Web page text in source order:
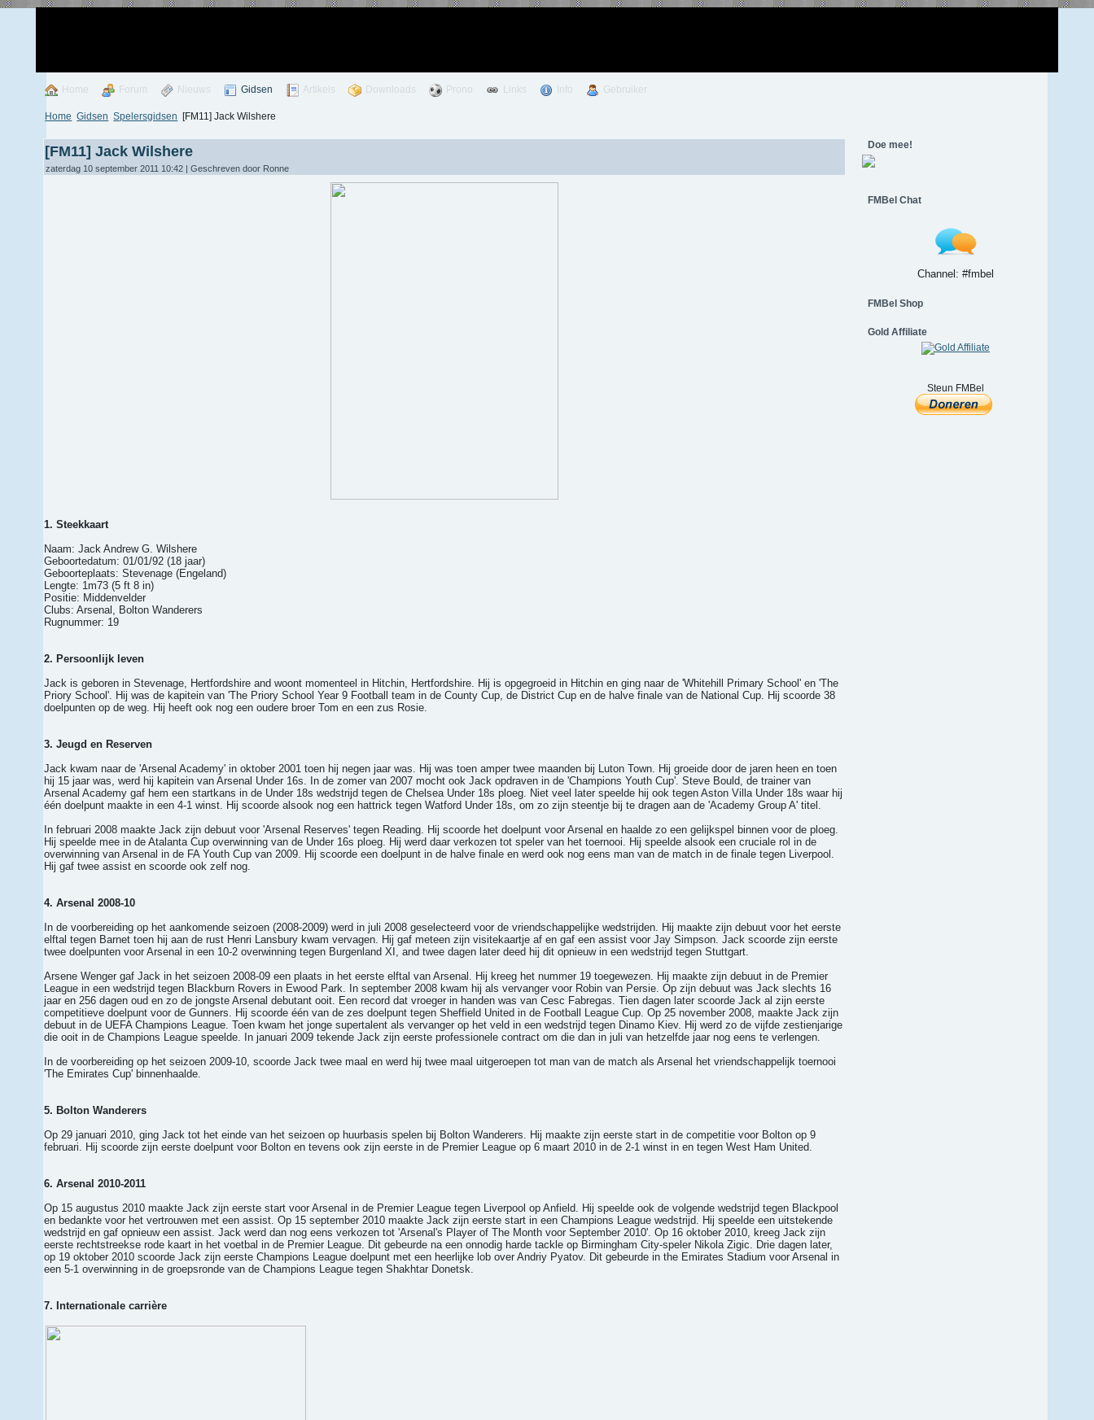
Home Forum Nieuws Gidsen Artikels Downloads Prono Links Info Gebruiker
Home Gidsen Spelersgidsen [FM11] Jack Wilshere
[FM11] Jack Wilshere
zaterdag 10 september 2011 10:42 | Geschreven door Ronne
1. Steekkaart
Naam: Jack Andrew G. Wilshere
Geboortedatum: 01/01/92 (18 jaar)
Geboorteplaats: Stevenage (Engeland)
Lengte: 1m73 (5 ft 8 in)
Positie: Middenvelder
Clubs: Arsenal, Bolton Wanderers
Rugnummer: 19
2. Persoonlijk leven
Jack is geboren in Stevenage, Hertfordshire and woont momenteel in Hitchin, Hertfordshire. Hij is opgegroeid in Hitchin en ging naar de 'Whitehill Primary School' en 'The
Priory School'. Hij was de kapitein van 'The Priory School Year 9 Football team in de County Cup, de District Cup en de halve finale van de National Cup. Hij scoorde 38
doelpunten op de weg. Hij heeft ook nog een oudere broer Tom en een zus Rosie.
3. Jeugd en Reserven
Jack kwam naar de 'Arsenal Academy' in oktober 2001 toen hij negen jaar was. Hij was toen amper twee maanden bij Luton Town. Hij groeide door de jaren heen en toen
hij 15 jaar was, werd hij kapitein van Arsenal Under 16s. In de zomer van 2007 mocht ook Jack opdraven in de 'Champions Youth Cup'. Steve Bould, de trainer van
Arsenal Academy gaf hem een startkans in de Under 18s wedstrijd tegen de Chelsea Under 18s ploeg. Niet veel later speelde hij ook tegen Aston Villa Under 18s waar hij
één doelpunt maakte in een 4-1 winst. Hij scoorde alsook nog een hattrick tegen Watford Under 18s, om zo zijn steentje bij te dragen aan de 'Academy Group A' titel.
In februari 2008 maakte Jack zijn debuut voor 'Arsenal Reserves' tegen Reading. Hij scoorde het doelpunt voor Arsenal en haalde zo een gelijkspel binnen voor de ploeg.
Hij speelde mee in de Atalanta Cup overwinning van de Under 16s ploeg. Hij werd daar verkozen tot speler van het toernooi. Hij speelde alsook een cruciale rol in de
overwinning van Arsenal in de FA Youth Cup van 2009. Hij scoorde een doelpunt in de halve finale en werd ook nog eens man van de match in de finale tegen Liverpool.
Hij gaf twee assist en scoorde ook zelf nog.
4. Arsenal 2008-10
In de voorbereiding op het aankomende seizoen (2008-2009) werd in juli 2008 geselecteerd voor de vriendschappelijke wedstrijden. Hij maakte zijn debuut voor het eerste
elftal tegen Barnet toen hij aan de rust Henri Lansbury kwam vervagen. Hij gaf meteen zijn visitekaartje af en gaf een assist voor Jay Simpson. Jack scoorde zijn eerste
twee doelpunten voor Arsenal in een 10-2 overwinning tegen Burgenland XI, and twee dagen later deed hij dit opnieuw in een wedstrijd tegen Stuttgart.
Arsene Wenger gaf Jack in het seizoen 2008-09 een plaats in het eerste elftal van Arsenal. Hij kreeg het nummer 19 toegewezen. Hij maakte zijn debuut in de Premier
League in een wedstrijd tegen Blackburn Rovers in Ewood Park. In september 2008 kwam hij als vervanger voor Robin van Persie. Op zijn debuut was Jack slechts 16
jaar en 256 dagen oud en zo de jongste Arsenal debutant ooit. Een record dat vroeger in handen was van Cesc Fabregas. Tien dagen later scoorde Jack al zijn eerste
competitieve doelpunt voor de Gunners. Hij scoorde één van de zes doelpunt tegen Sheffield United in de Football League Cup. Op 25 november 2008, maakte Jack zijn
debuut in de UEFA Champions League. Toen kwam het jonge supertalent als vervanger op het veld in een wedstrijd tegen Dinamo Kiev. Hij werd zo de vijfde zestienjarige
die ooit in de Champions League speelde. In januari 2009 tekende Jack zijn eerste professionele contract om die dan in juli van hetzelfde jaar nog eens te verlengen.
In de voorbereiding op het seizoen 2009-10, scoorde Jack twee maal en werd hij twee maal uitgeroepen tot man van de match als Arsenal het vriendschappelijk toernooi
'The Emirates Cup' binnenhaalde.
5. Bolton Wanderers
Op 29 januari 2010, ging Jack tot het einde van het seizoen op huurbasis spelen bij Bolton Wanderers. Hij maakte zijn eerste start in de competitie voor Bolton op 9
februari. Hij scoorde zijn eerste doelpunt voor Bolton en tevens ook zijn eerste in de Premier League op 6 maart 2010 in de 2-1 winst in en tegen West Ham United.
6. Arsenal 2010-2011
Op 15 augustus 2010 maakte Jack zijn eerste start voor Arsenal in de Premier League tegen Liverpool op Anfield. Hij speelde ook de volgende wedstrijd tegen Blackpool
en bedankte voor het vertrouwen met een assist. Op 15 september 2010 maakte Jack zijn eerste start in een Champions League wedstrijd. Hij speelde een uitstekende
wedstrijd en gaf opnieuw een assist. Jack werd dan nog eens verkozen tot 'Arsenal's Player of The Month voor September 2010'. Op 16 oktober 2010, kreeg Jack zijn
eerste rechtstreekse rode kaart in het voetbal in de Premier League. Dit gebeurde na een onnodig harde tackle op Birmingham City-speler Nikola Zigic. Drie dagen later,
op 19 oktober 2010 scoorde Jack zijn eerste Champions League doelpunt met een heerlijke lob over Andriy Pyatov. Dit gebeurde in the Emirates Stadium voor Arsenal in
een 5-1 overwinning in de groepsronde van de Champions League tegen Shakhtar Donetsk.
7. Internationale carrière
Doe mee!
FMBel Chat
Channel: #fmbel
FMBel Shop
Gold Affiliate
Steun FMBel